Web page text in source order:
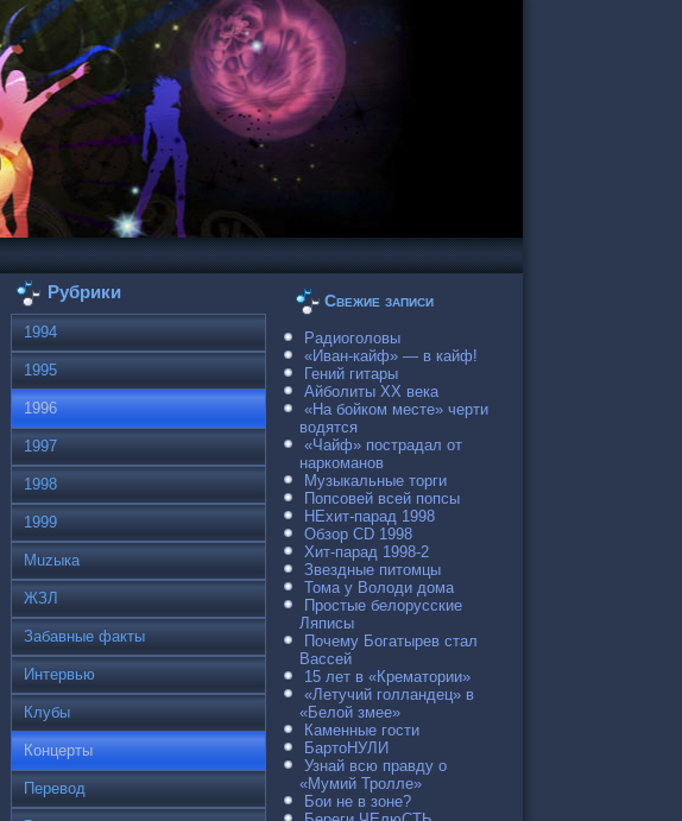
Рубрики
1994
1995
1996
1997
1998
1999
Muzыка
ЖЗЛ
Забавные факты
Интервью
Клубы
Концерты
Перевод
Свежие записи
Радиоголовы
«Иван-кайф» — в кайф!
Гений гитары
Айболиты ХХ века
«На бойком месте» черти
водятся
«Чайф» пострадал от
наркоманов
Музыкальные торги
Попсовей всей попсы
НЕхит-парад 1998
Обзор CD 1998
Хит-парад 1998-2
Звездные питомцы
Тома у Володи дома
Простые белорусские
Ляписы
Почему Богатырев стал
Вассей
15 лет в «Крематории»
«Летучий голландец» в
«Белой змее»
Каменные гости
БартоНУЛИ
Узнай всю правду о
«Мумий Тролле»
Бои не в зоне?